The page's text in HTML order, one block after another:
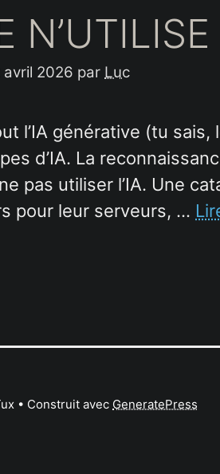
N’UTILISE
avril 2026 par Luc
l’IA générative (tu
d’IA. La
pas utiliser l’IA. Une
pour leur serveurs, …
• Construit avec GeneratePress